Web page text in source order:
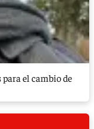
el cambio de